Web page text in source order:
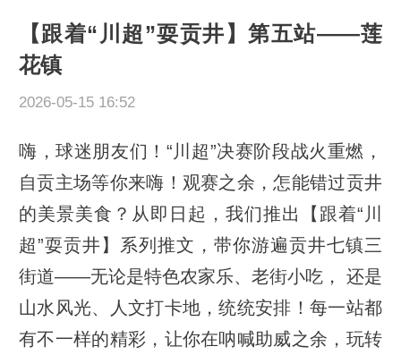
【跟着“川超”耍贡井】第五站——莲
花镇
2026-05-15 16:52
嗨，球迷朋友们！“川超”决赛阶段战火重燃，
自贡主场等你来嗨！观赛之余，怎能错过贡井
的美景美食？从即日起，我们推出【跟着“川
超”耍贡井】系列推文，带你游遍贡井七镇三
街道——无论是特色农家乐、老街小吃， 还是
山水风光、人文打卡地，统统安排！每一站都
有不一样的精彩，让你在呐喊助威之余，玩转